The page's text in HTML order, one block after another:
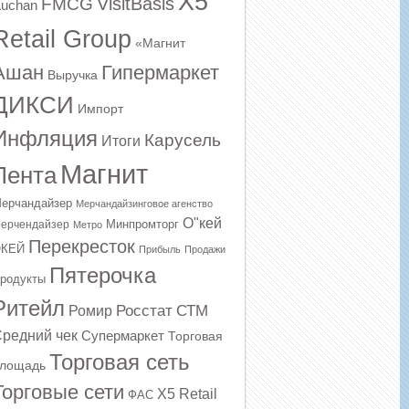
FMCG
Group «Магнит
Выручка Гипермаркет
Импорт
Итоги Карусель
Магнит
Мерчандайзинговое агенство
Метро Минпромторг О"кей
Перекресток Прибыль Продажи
Пятерочка
Ромир Росстат СТМ
чек Супермаркет Торговая
Торговая сеть
сети ФАС Х5 Retail